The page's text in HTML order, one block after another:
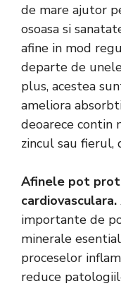
de mare ajutor
osoasa si
afine in mod
departe de
plus, acestea
ameliora
deoarece contin
zincul sau fierul,
Afinele pot
cardiovasculara.
importante de
minerale
proceselor
reduce